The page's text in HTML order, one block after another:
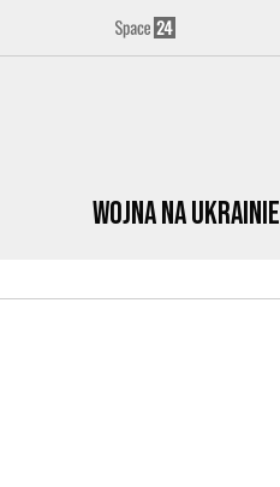
Wojna na Ukrainie